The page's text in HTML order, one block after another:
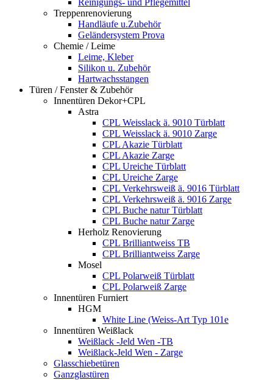
Reinigungs- und Pflegemittel
Treppenrenovierung
Handläufe u.Zubehör
Geländersystem Prova
Chemie / Leime
Leime, Kleber
Silikon u. Zubehör
Hartwachsstangen
Türen / Fenster & Zubehör
Innentüren Dekor+CPL
Astra
CPL Weisslack ä. 9010 Türblatt
CPL Weisslack ä. 9010 Zarge
CPL Akazie Türblatt
CPL Akazie Zarge
CPL Ureiche Türblatt
CPL Ureiche Zarge
CPL Verkehrsweiß ä. 9016 Türblatt
CPL Verkehrsweiß ä. 9016 Zarge
CPL Buche natur Türblatt
CPL Buche natur Zarge
Herholz Renovierung
CPL Brilliantweiss TB
CPL Brilliantweiss Zarge
Mosel
CPL Polarweiß Türblatt
CPL Polarweiß Zarge
Innentüren Furniert
HGM
White Line (Weiss-Art Typ 101e
Innentüren Weißlack
Weißlack -Jeld Wen -TB
Weißlack-Jeld Wen - Zarge
Glasschiebetüren
Ganzglastüren